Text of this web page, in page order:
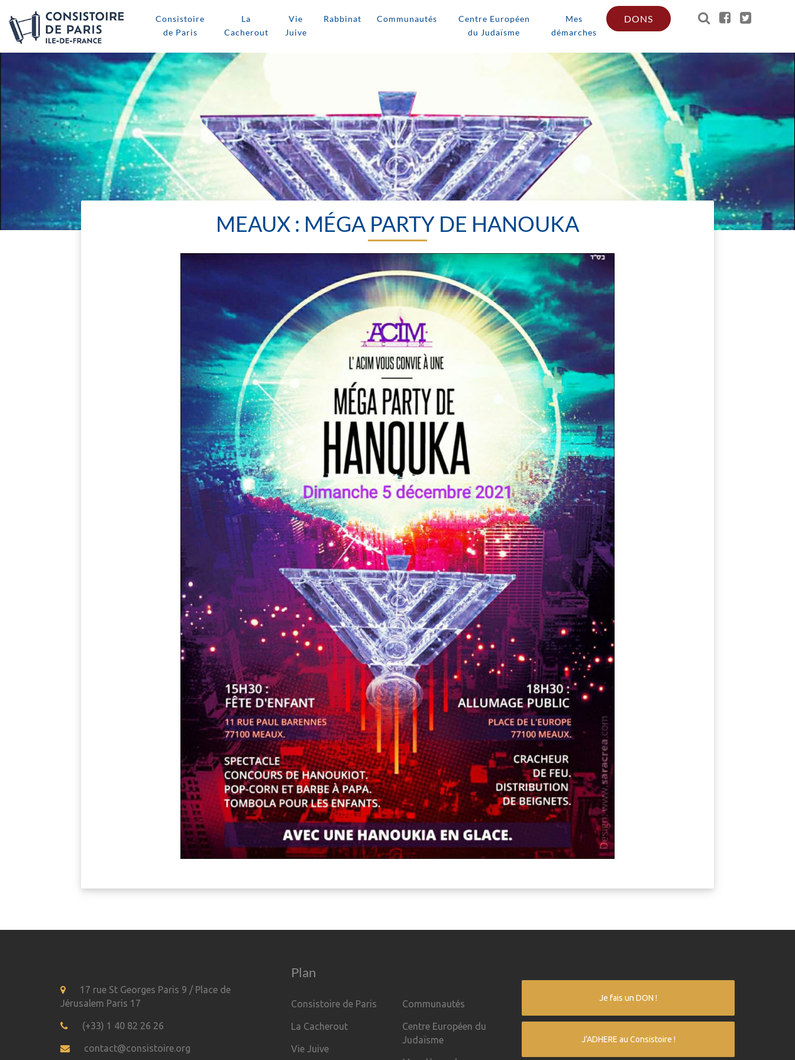
Consistoire
de Paris
La
Cacherout
Vie
Juive
Rabbinat Communautés
Centre Européen
du Judaïsme
Mes
démarches
DONS
MEAUX : MÉGA PARTY DE HANOUKA
17 rue St Georges Paris 9 / Place de
Jérusalem Paris 17
(+33) 1 40 82 26 26
contact@consistoire.org
Plan
Consistoire de Paris
La Cacherout
Vie Juive
Communautés
Centre Européen du
Judaïsme
Je fais un DON !
J'ADHERE au Consistoire !